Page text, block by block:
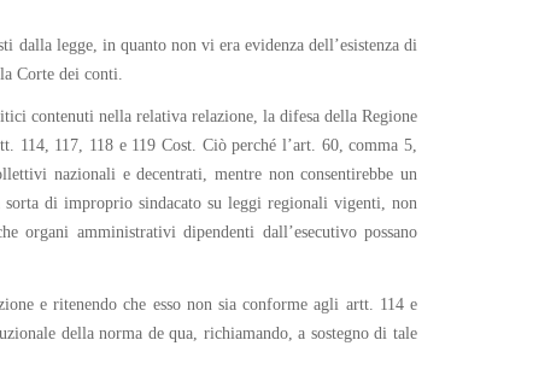
dalla legge, in quanto non vi era evidenza dell’esistenza di
Corte dei conti.
contenuti nella relativa relazione, la difesa della Regione
114, 117, 118 e 119 Cost. Ciò perché l’art. 60, comma 5,
nazionali e decentrati, mentre non consentirebbe un
sorta di improprio sindacato su leggi regionali vigenti, non
organi amministrativi dipendenti dall’esecutivo possano
e ritenendo che esso non sia conforme agli artt. 114 e
della norma de qua, richiamando, a sostegno di tale